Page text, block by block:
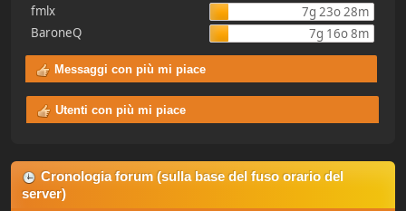
fmlx
7g 23o 28m
BaroneQ
7g 16o 8m
Messaggi con più mi piace
Utenti con più mi piace
Cronologia forum (sulla base del fuso orario del
server)